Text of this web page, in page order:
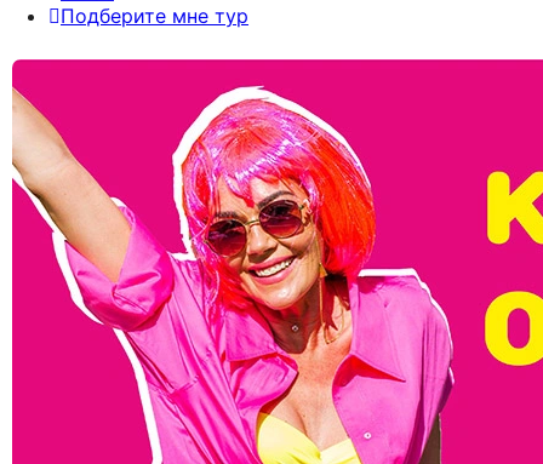
Подберите мне тур